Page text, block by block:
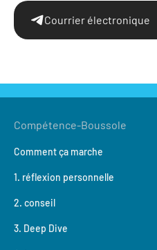
Courrier électronique
Compétence-Boussole
Comment ça marche
1. réflexion personnelle
2. conseil
3. Deep Dive